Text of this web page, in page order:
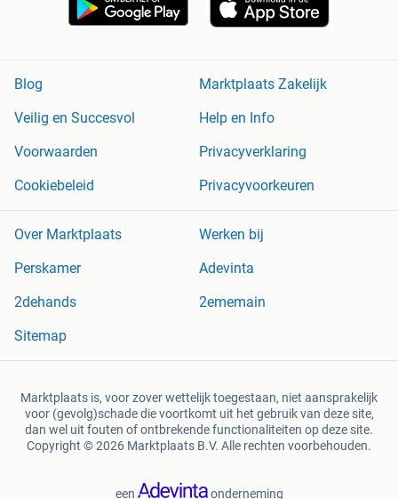
Blog
Marktplaats Zakelijk
Veilig en Succesvol
Help en Info
Voorwaarden
Privacyverklaring
Cookiebeleid
Privacyvoorkeuren
Over Marktplaats
Werken bij
Perskamer
Adevinta
2dehands
2ememain
Sitemap
Marktplaats is, voor zover wettelijk toegestaan, niet aansprakelijk
voor (gevolg)schade die voortkomt uit het gebruik van deze site,
dan wel uit fouten of ontbrekende functionaliteiten op deze site.
Copyright © 2026 Marktplaats B.V. Alle rechten voorbehouden.
een onderneming